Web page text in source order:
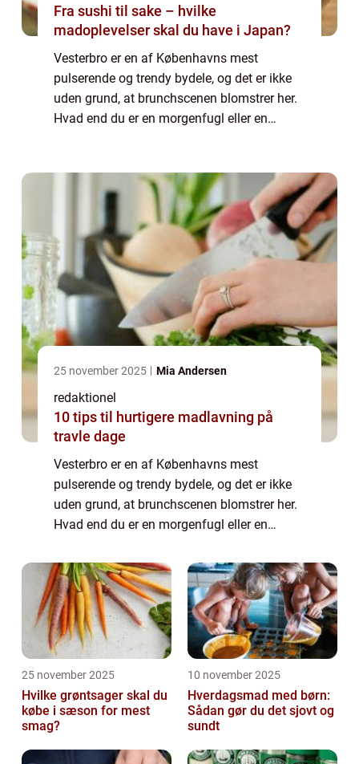
Fra sushi til sake – hvilke
madoplevelser skal du have i Japan?
Vesterbro er en af Københavns mest
pulserende og trendy bydele, og det er ikke
uden grund, at brunchscenen blomstrer her.
Hvad end du er en morgenfugl eller en
25 november 2025 Mia Andersen
redaktionel
10 tips til hurtigere madlavning på
travle dage
Vesterbro er en af Københavns mest
pulserende og trendy bydele, og det er ikke
uden grund, at brunchscenen blomstrer her.
Hvad end du er en morgenfugl eller en
uendelige på Vesterbro. Her kan du nyde alt
fra klass...
25 november 2025
Hvilke grøntsager skal du
købe i sæson for mest
smag?
10 november 2025
Hverdagsmad med børn:
Sådan gør du det sjovt og
sundt